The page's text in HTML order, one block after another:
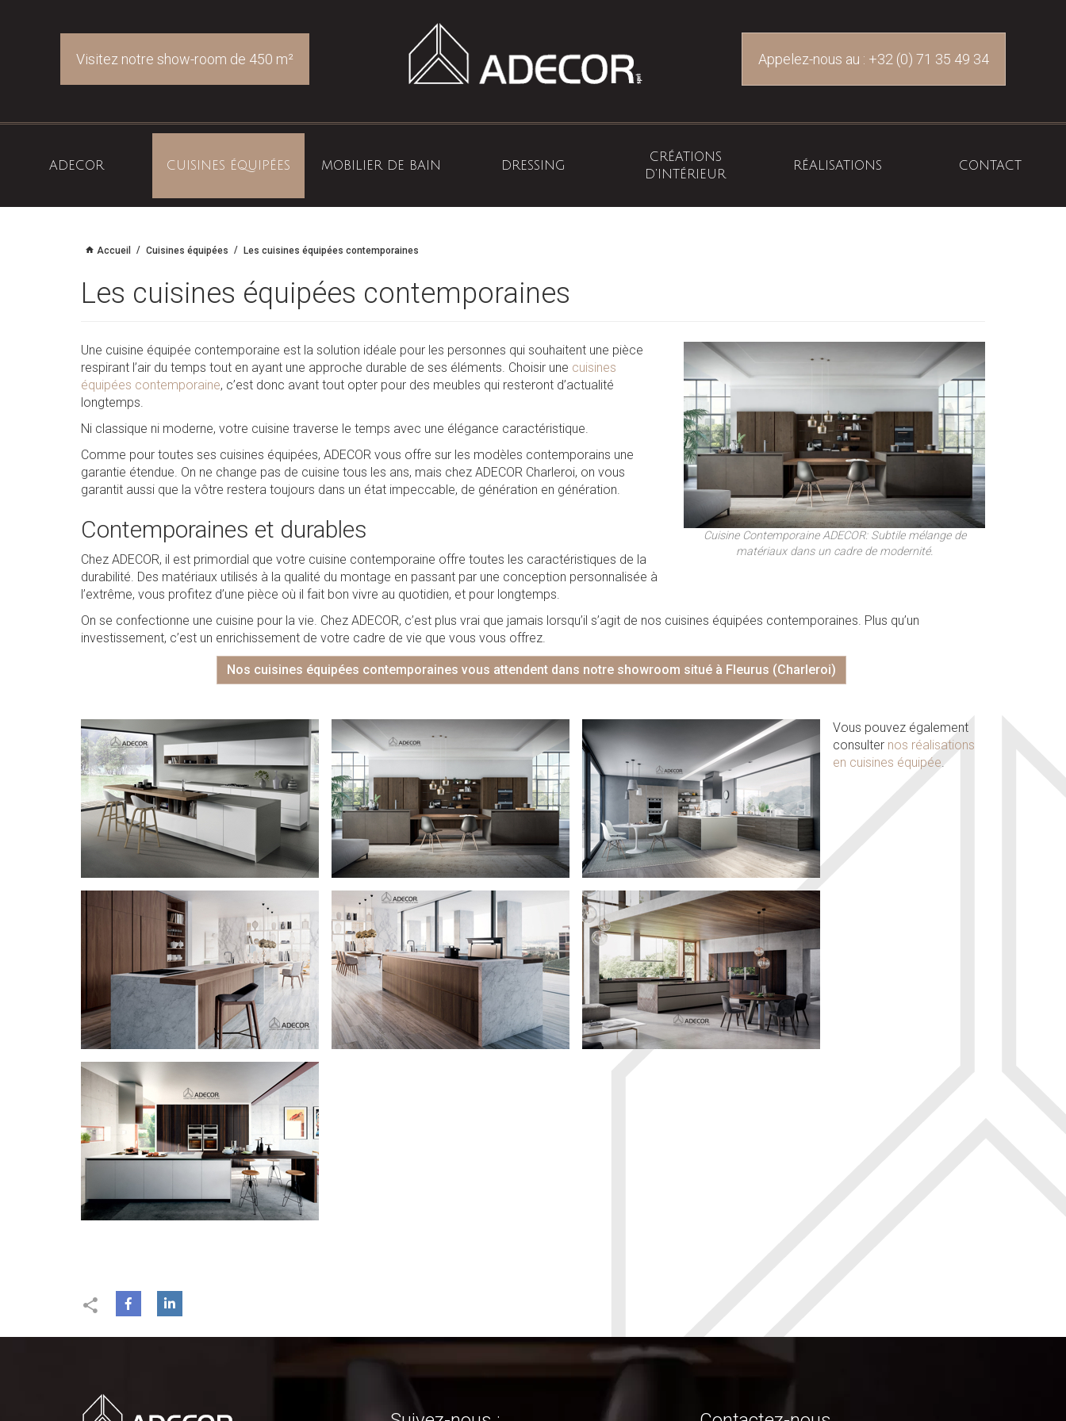
Visitez notre show-room de 450 m² Appelez-nous au : +32 (0) 71 35 49 34
ADECOR
CUISINES ÉQUIPÉES MOBILIER DE BAIN DRESSING
CRÉATIONS
D'INTÉRIEUR
RÉALISATIONS CONTACT
Accueil Cuisines équipées Les cuisines équipées contemporaines
Les cuisines équipées contemporaines
Cuisine Contemporaine ADECOR: Subtile mélange de
matériaux dans un cadre de modernité.
Une cuisine équipée contemporaine est la solution idéale pour les personnes qui souhaitent une pièce
respirant l’air du temps tout en ayant une approche durable de ses éléments. Choisir une cuisines
équipées contemporaine, c’est donc avant tout opter pour des meubles qui resteront d’actualité
longtemps.
Ni classique ni moderne, votre cuisine traverse le temps avec une élégance caractéristique.
Comme pour toutes ses cuisines équipées, ADECOR vous offre sur les modèles contemporains une
garantie étendue. On ne change pas de cuisine tous les ans, mais chez ADECOR Charleroi, on vous
garantit aussi que la vôtre restera toujours dans un état impeccable, de génération en génération.
Contemporaines et durables
Chez ADECOR, il est primordial que votre cuisine contemporaine offre toutes les caractéristiques de la
durabilité. Des matériaux utilisés à la qualité du montage en passant par une conception personnalisée à
l’extrême, vous profitez d’une pièce où il fait bon vivre au quotidien, et pour longtemps.
On se confectionne une cuisine pour la vie. Chez ADECOR, c’est plus vrai que jamais lorsqu’il s’agit de nos cuisines équipées contemporaines. Plus qu’un
investissement, c’est un enrichissement de votre cadre de vie que vous vous offrez.
Nos cuisines équipées contemporaines vous attendent dans notre showroom situé à Fleurus (Charleroi)
Vous pouvez également
consulter nos réalisations
en cuisines équipée.
FacebookLinkedin